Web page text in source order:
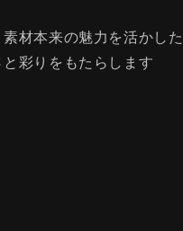
材本来の魅力を活かし
彩りをもたらします